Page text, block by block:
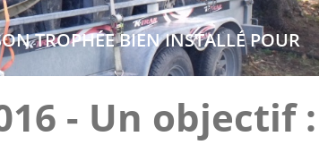
TROPHÉE BIEN INSTALLÉ POUR
- Un objectif :